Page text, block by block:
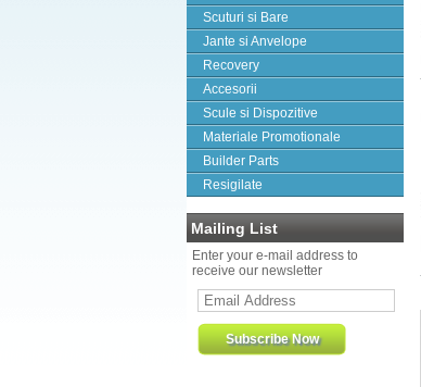
Scuturi si Bare
Jante si Anvelope
Recovery
Accesorii
Scule si Dispozitive
Materiale Promotionale
Builder Parts
Resigilate
Mailing List
Enter your e-mail address to
receive our newsletter